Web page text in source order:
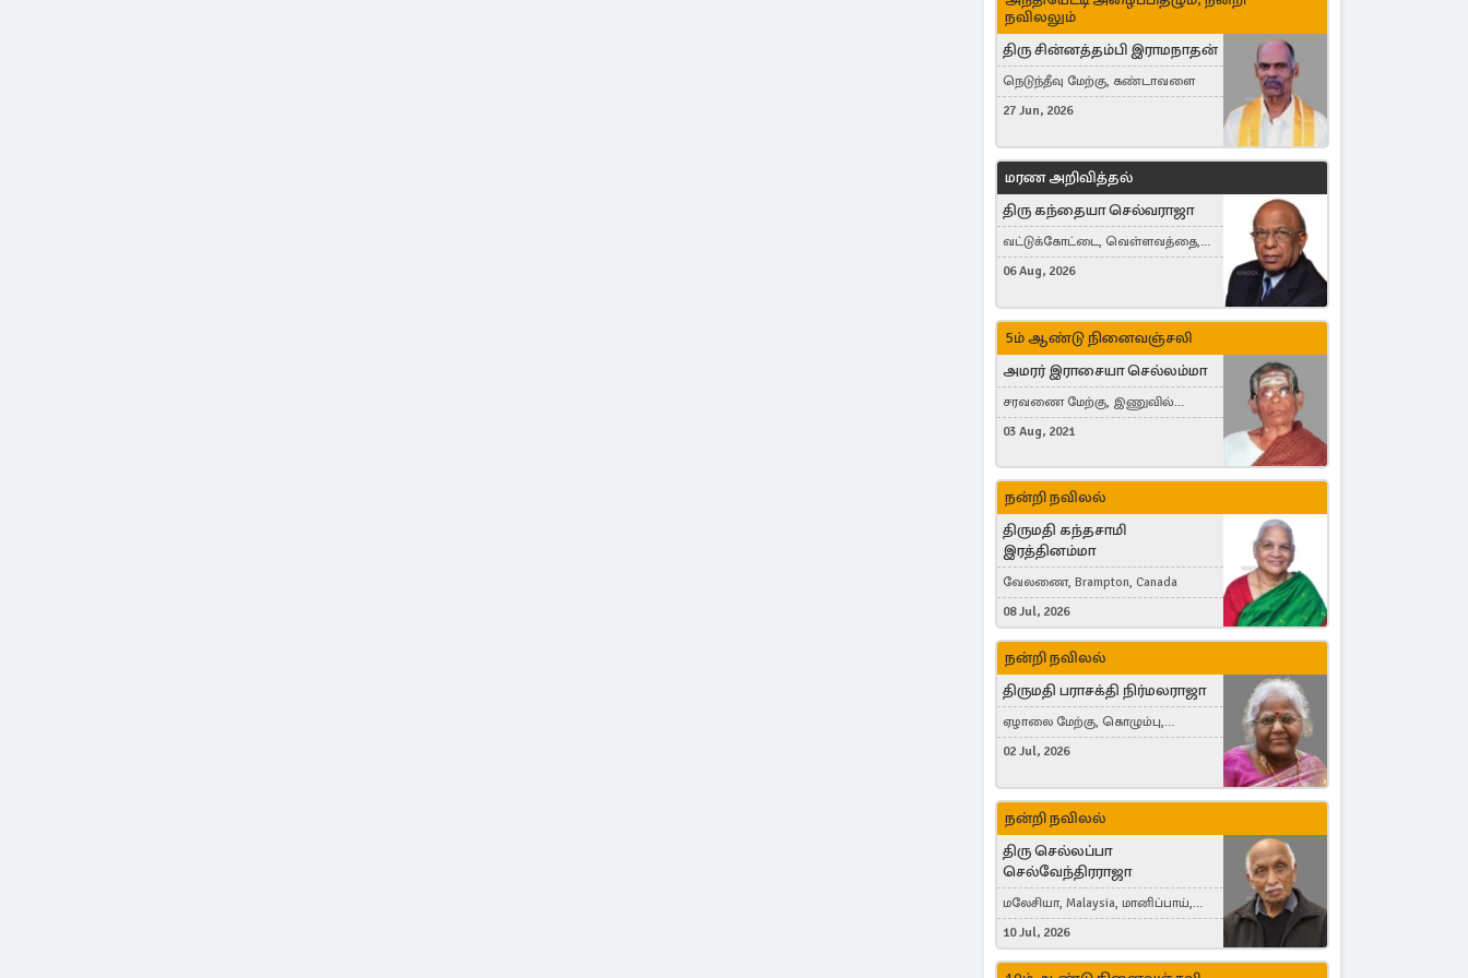
நவிலலும்
திரு சின்னத்தம்பி இராமநாதன்
நெடுந்தீவு மேற்கு, கண்டாவளை
27 Jun, 2026
மரண அறிவித்தல்
திரு கந்தையா செல்வராஜா
வட்டுக்கோட்டை, வெள்ளவத்தை,
Toronto, Canada
06 Aug, 2026
5ம் ஆண்டு நினைவஞ்சலி
அமரர் இராசையா செல்லம்மா
சரவணை மேற்கு, இணுவில்
கிழக்கு
03 Aug, 2021
நன்றி நவிலல்
திருமதி கந்தசாமி
இரத்தினம்மா
வேலணை, Brampton, Canada
08 Jul, 2026
நன்றி நவிலல்
திருமதி பராசக்தி நிர்மலராஜா
ஏழாலை மேற்கு, கொழும்பு,
தங்காலை, London, United Kingdom
02 Jul, 2026
நன்றி நவிலல்
திரு செல்லப்பா
செல்வேந்திரராஜா
மலேசியா, Malaysia, மானிப்பாய்,
Duisburg, Germany, London, United
Kingdom
10 Jul, 2026